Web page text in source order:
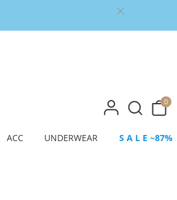
0
ACC UNDERWEAR S A L E ~87%